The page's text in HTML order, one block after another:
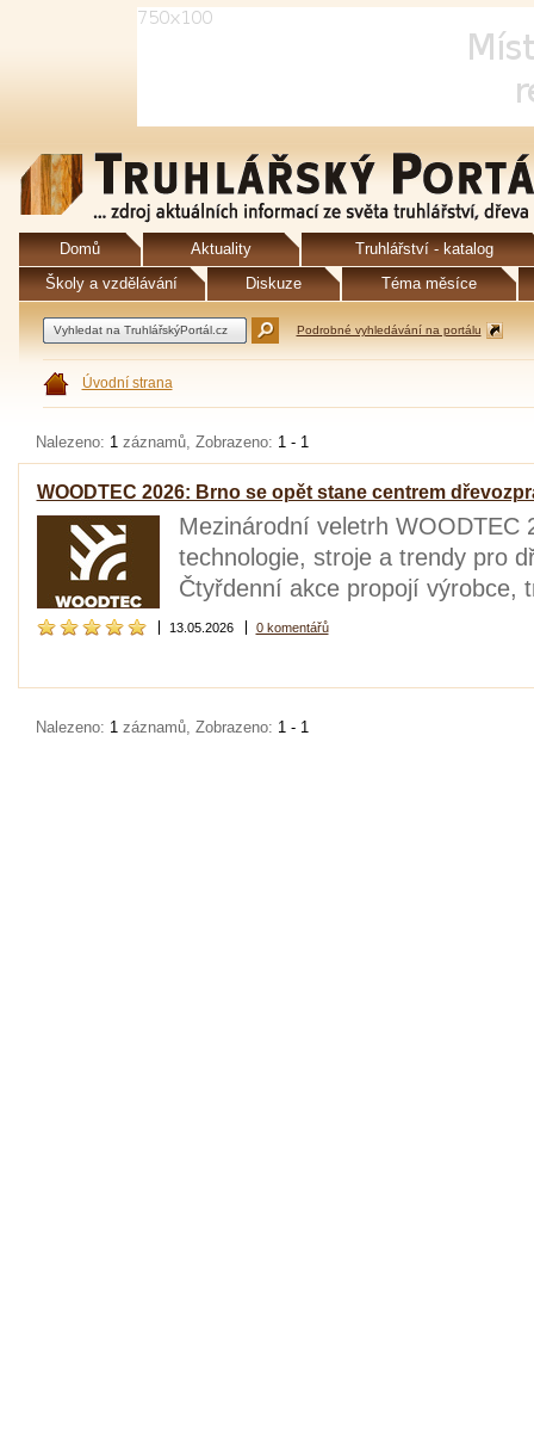
Domů Aktuality
Truhlářství - katalog
Školy a vzdělávání
Diskuze Téma měsíce
Podrobné vyhledávání na portálu
Úvodní strana
Nalezeno: 1 záznamů, Zobrazeno: 1 - 1
WOODTEC 2026: Brno se opět stane centrem
Mezinárodní veletrh WOODTEC
technologie, stroje a trendy pro
Čtyřdenní akce propojí výrobce,
13.05.2026 0 komentářů
Nalezeno: 1 záznamů, Zobrazeno: 1 - 1